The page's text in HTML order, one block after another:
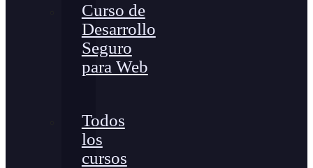
Curso de
Desarrollo
Seguro
para Web
Todos
los
cursos